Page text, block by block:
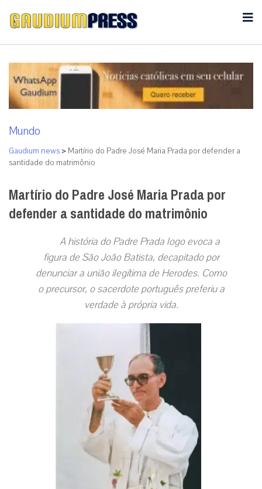
Mundo
Gaudium news > Martírio do Padre José Maria Prada por defender a
santidade do matrimônio
Martírio do Padre José Maria Prada por
defender a santidade do matrimônio
A história do Padre Prada logo evoca a
figura de São João Batista, decapitado por
denunciar a união ilegítima de Herodes. Como
o precursor, o sacerdote português preferiu a
verdade à própria vida.